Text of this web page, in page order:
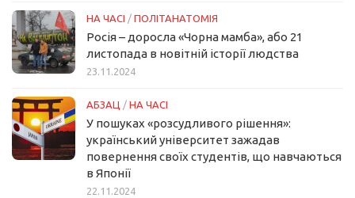
НА ЧАСІ / ПОЛІТАНАТОМІЯ
Росія – доросла «Чорна мамба», або 21
листопада в новітній історії людства
23.11.2024
АБЗАЦ / НА ЧАСІ
У пошуках «розсудливого рішення»:
український університет зажадав
повернення своїх студентів, що навчаються
в Японії
22.11.2024